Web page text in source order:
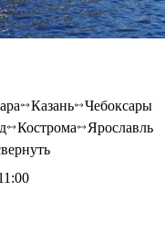
Казань
Чебоксары
Кострома
Ярославль